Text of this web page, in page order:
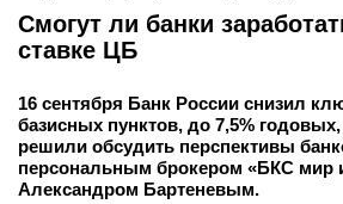
Смогут ли банки
ставке ЦБ
16 сентября Банк России снизил
базисных пунктов, до 7,5%
решили обсудить перспективы
персональным брокером «БКС мир
Александром Бартеневым.